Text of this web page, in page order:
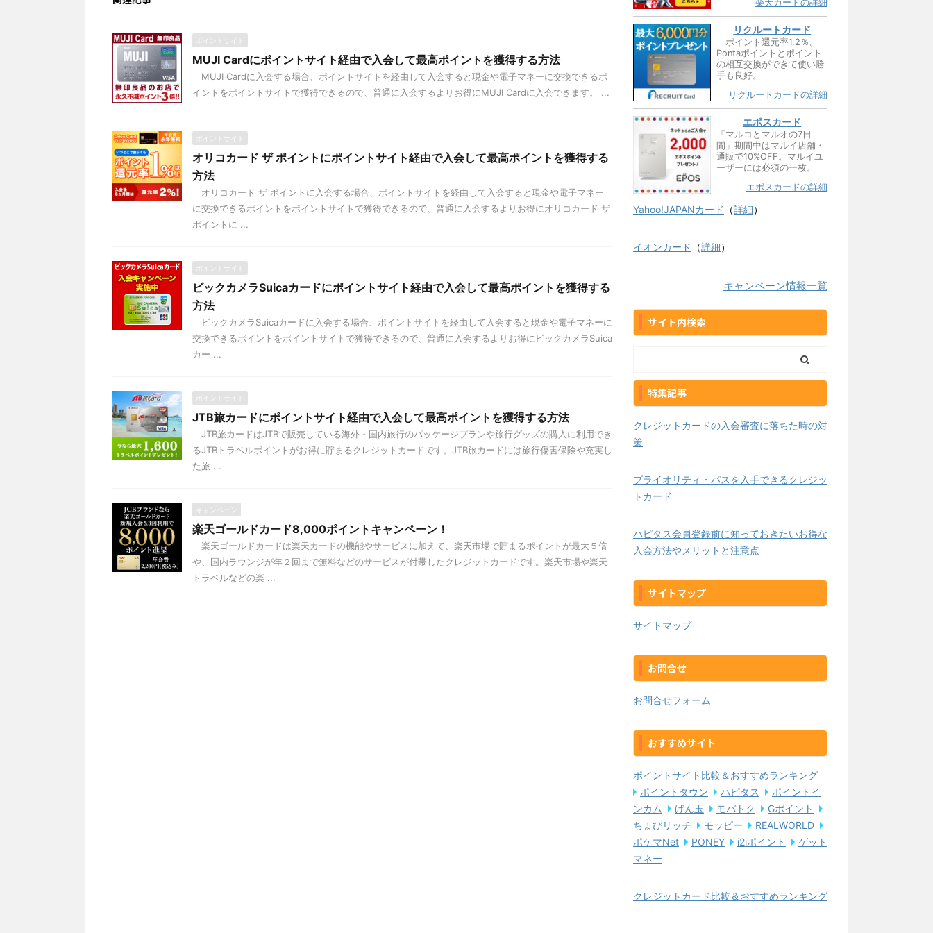
ポイントサイト
MUJI Cardにポイントサイト経由で入会して最高ポイントを獲得する方法
MUJI Cardに入会する場合、ポイントサイトを経由して入会すると現金や電子マネーに交換できるポ
イントをポイントサイトで獲得できるので、普通に入会するよりお得にMUJI Cardに入会できます。 ...
ポイントサイト
オリコカード ザ ポイントにポイントサイト経由で入会して最高ポイントを獲得する
方法
オリコカード ザ ポイントに入会する場合、ポイントサイトを経由して入会すると現金や電子マネー
に交換できるポイントをポイントサイトで獲得できるので、普通に入会するよりお得にオリコカード ザ
ポイントに ...
ポイントサイト
ビックカメラSuicaカードにポイントサイト経由で入会して最高ポイントを獲得する
方法
ビックカメラSuicaカードに入会する場合、ポイントサイトを経由して入会すると現金や電子マネーに
交換できるポイントをポイントサイトで獲得できるので、普通に入会するよりお得にビックカメラSuica
カー ...
ポイントサイト
JTB旅カードにポイントサイト経由で入会して最高ポイントを獲得する方法
JTB旅カードはJTBで販売している海外・国内旅行のパッケージプランや旅行グッズの購入に利用でき
るJTBトラベルポイントがお得に貯まるクレジットカードです。JTB旅カードには旅行傷害保険や充実し
た旅 ...
キャンペーン
楽天ゴールドカード8,000ポイントキャンペーン！
楽天ゴールドカードは楽天カードの機能やサービスに加えて、楽天市場で貯まるポイントが最大５倍
や、国内ラウンジが年２回まで無料などのサービスが付帯したクレジットカードです。楽天市場や楽天
トラベルなどの楽 ...
楽天カードの詳細
リクルートカード
ポイント還元率1.2％。
Pontaポイントとポイント
の相互交換ができて使い勝
手も良好。
リクルートカードの詳細
エポスカード
「マルコとマルオの7日
間」期間中はマルイ店舗・
通販で10%OFF。マルイユ
ーザーには必須の一枚。
エポスカードの詳細
Yahoo!JAPANカード （詳細）
イオンカード （詳細）
キャンペーン情報一覧
サイト内検索
特集記事
クレジットカードの入会審査に落ちた時の対
策
プライオリティ・パスを入手できるクレジッ
トカード
ハピタス会員登録前に知っておきたいお得な
入会方法やメリットと注意点
サイトマップ
サイトマップ
お問合せ
お問合せフォーム
おすすめサイト
ポイントサイト比較＆おすすめランキング
ポイントタウン
ハピタス
ポイントイ
ンカム
げん玉 モバトク
Gポイント
ちょびリッチ
モッピー
REALWORLD
ポケマNet
PONEY i2iポイント
ゲット
マネー
クレジットカード比較＆おすすめランキング